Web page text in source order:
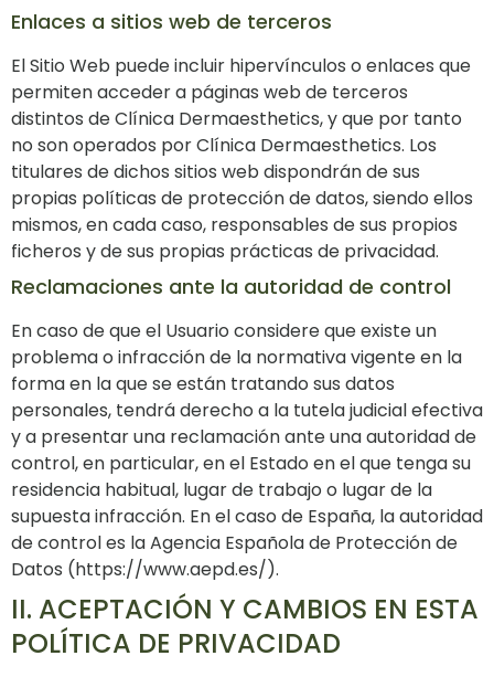
Enlaces a sitios web de terceros
El Sitio Web puede incluir hipervínculos o enlaces que
permiten acceder a páginas web de terceros
distintos de Clínica Dermaesthetics, y que por tanto
no son operados por Clínica Dermaesthetics. Los
titulares de dichos sitios web dispondrán de sus
propias políticas de protección de datos, siendo ellos
mismos, en cada caso, responsables de sus propios
ficheros y de sus propias prácticas de privacidad.
Reclamaciones ante la autoridad de control
En caso de que el Usuario considere que existe un
problema o infracción de la normativa vigente en la
forma en la que se están tratando sus datos
personales, tendrá derecho a la tutela judicial efectiva
y a presentar una reclamación ante una autoridad de
control, en particular, en el Estado en el que tenga su
residencia habitual, lugar de trabajo o lugar de la
supuesta infracción. En el caso de España, la autoridad
de control es la Agencia Española de Protección de
Datos (https://www.aepd.es/).
II. ACEPTACIÓN Y CAMBIOS EN ESTA
POLÍTICA DE PRIVACIDAD